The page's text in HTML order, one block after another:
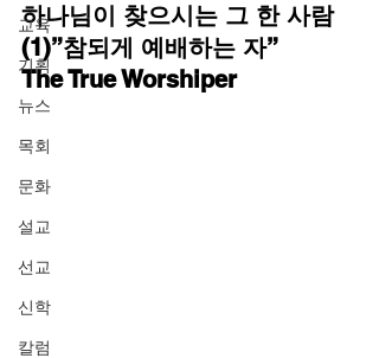
교육
기획
뉴스
목회
문화
설교
선교
신학
칼럼
하나님이 찾으시는 그 한 사람
(1)”참되게 예배하는 자”
The True Worshiper